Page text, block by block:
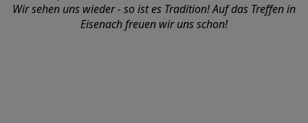
Wir sehen uns wieder - so ist es Tradition! Auf das Treffen in
Eisenach freuen wir uns schon!